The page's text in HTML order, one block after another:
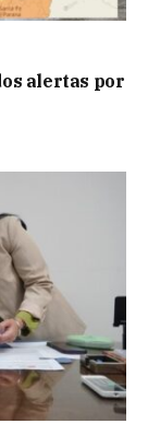
alertas por